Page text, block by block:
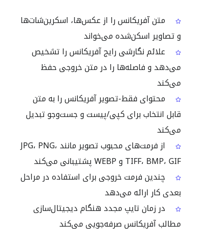
متن آفریکانس را از عکس‌ها، اسکرین‌شات‌ها
و تصاویر اسکن‌شده می‌خواند
علائم نگارشی رایج آفریکانس را تشخیص
می‌دهد و فاصله‌ها را در متن خروجی حفظ
می‌کند
محتوای فقط-تصویر آفریکانس را به متن
قابل انتخاب برای کپی/پیست و جست‌وجو تبدیل
می‌کند
از فرمت‌های محبوب تصویر مانند JPG، PNG،
TIFF، BMP، GIF و WEBP پشتیبانی می‌کند
چندین فرمت خروجی برای استفاده در مراحل
بعدی کار ارائه می‌دهد
در زمان تایپ مجدد هنگام دیجیتال‌سازی
مطالب آفریکانس صرفه‌جویی می‌کند